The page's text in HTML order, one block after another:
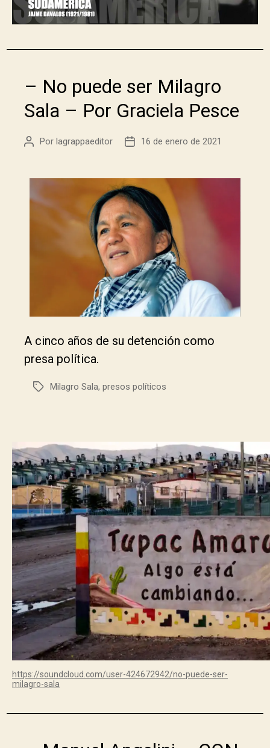
– No puede ser Milagro
Sala – Por Graciela Pesce
Por lagrappaeditor 16 de enero de 2021
A cinco años de su detención como
presa política.
Milagro Sala, presos políticos
https://soundcloud.com/user-424672942/no-puede-ser-
milagro-sala